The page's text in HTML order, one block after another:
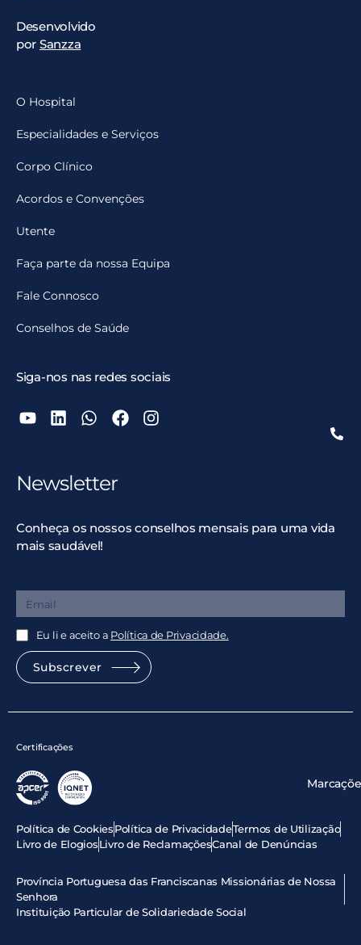
Desenvolvido
por Sanzza
O Hospital
Especialidades e Serviços
Corpo Clínico
Acordos e Convenções
Utente
Faça parte da nossa Equipa
Fale Connosco
Conselhos de Saúde
Siga-nos nas redes sociais
Newsletter
Conheça os nossos conselhos mensais para uma vida
mais saudável!
Eu li e aceito a Política de Privacidade.
Subscrever
Certificações
Política de CookiesPolítica de PrivacidadeTermos de Utilização
Livro de ElogiosLivro de ReclamaçõesCanal de Denúncias
Província Portuguesa das Franciscanas Missionárias de Nossa
Senhora
Instituição Particular de Solidariedade Social